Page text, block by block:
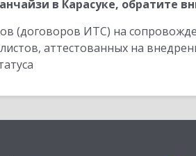
в Карасуке, обратите
(договоров ИТС) на
аттестованных на